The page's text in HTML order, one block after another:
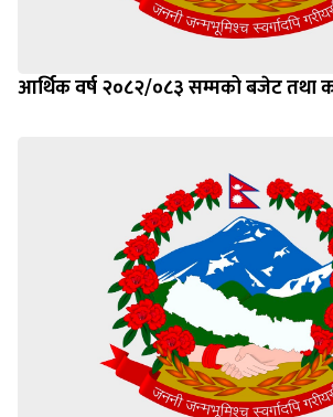
आर्थिक वर्ष २०८२/०८३ सम्मको बजेट तथा